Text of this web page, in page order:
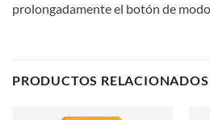
prolongadamente el botón de modo
PRODUCTOS RELACIONADOS